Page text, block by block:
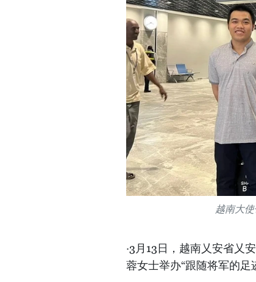
越南大
·3月13日，越南乂安省乂
蓉女士举办“跟随将军的足